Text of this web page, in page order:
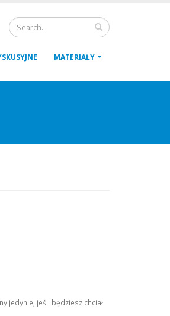
MATERIAŁY
jedynie, jeśli będziesz chciał